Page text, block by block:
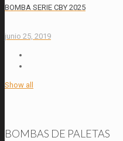
BOMBA SERIE CBY 2025
junio 25, 2019
Show all
BOMBAS DE PALETAS